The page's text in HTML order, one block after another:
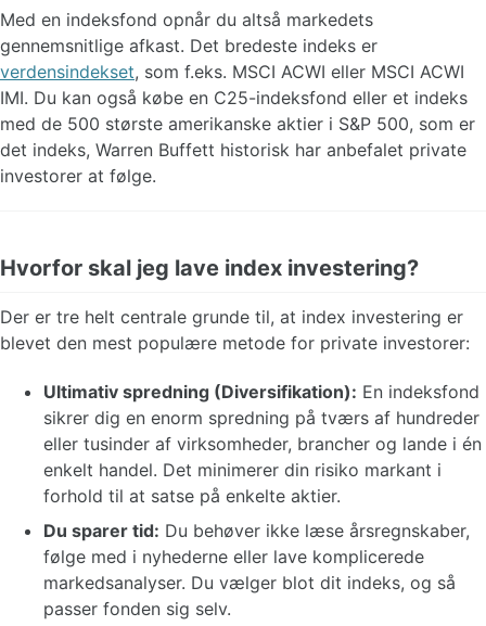
Med en indeksfond opnår du altså markedets
gennemsnitlige afkast. Det bredeste indeks er
verdensindekset, som f.eks. MSCI ACWI eller MSCI ACWI
IMI. Du kan også købe en C25-indeksfond eller et indeks
med de 500 største amerikanske aktier i S&P 500, som er
det indeks, Warren Buffett historisk har anbefalet private
investorer at følge.
Hvorfor skal jeg lave index investering?
Der er tre helt centrale grunde til, at index investering er
blevet den mest populære metode for private investorer:
Ultimativ spredning (Diversifikation): En indeksfond
sikrer dig en enorm spredning på tværs af hundreder
eller tusinder af virksomheder, brancher og lande i én
enkelt handel. Det minimerer din risiko markant i
forhold til at satse på enkelte aktier.
Du sparer tid: Du behøver ikke læse årsregnskaber,
følge med i nyhederne eller lave komplicerede
markedsanalyser. Du vælger blot dit indeks, og så
passer fonden sig selv.